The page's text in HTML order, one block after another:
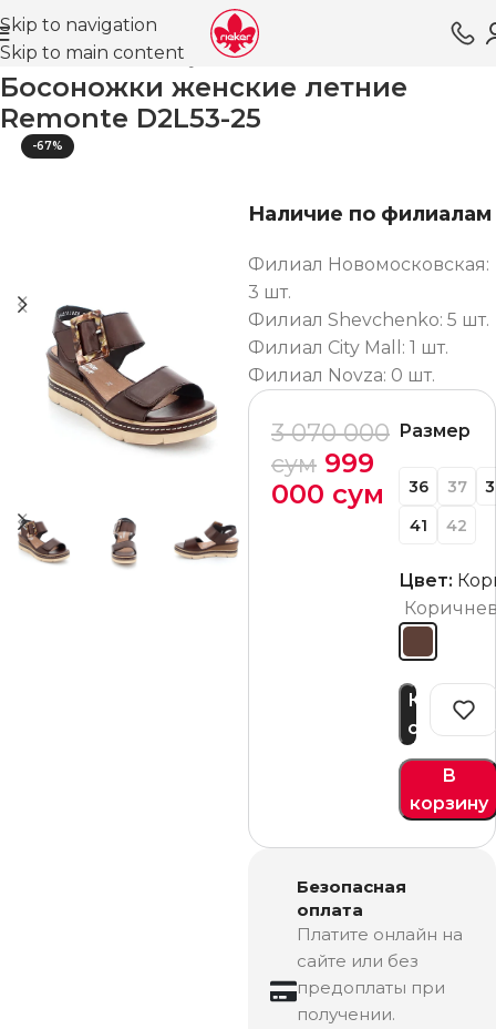
Skip to navigation
Skip to main content
Главная Магазин Обувь для женщин
Босоножки женские летние
Remonte D2L53-25
-67%
Наличие по филиалам
Филиал Новомосковская:
3 шт.
Филиал Shevchenko: 5 шт.
Филиал City Mall: 1 шт.
Филиал Novza: 0 шт.
3 070 000
сум 999
000 сум
Размер
36 37
41
42
Цвет:
В
корзину
Купить
сейчас
Безопасная
оплата
Платите онлайн на
сайте или без
предоплаты при
получении.